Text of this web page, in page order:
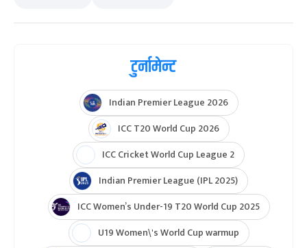
टुर्नामेन्ट
Indian Premier League 2026
ICC T20 World Cup 2026
ICC Cricket World Cup League 2
Indian Premier League (IPL 2025)
ICC Women’s Under-19 T20 World Cup 2025
U19 Women\'s World Cup warmup